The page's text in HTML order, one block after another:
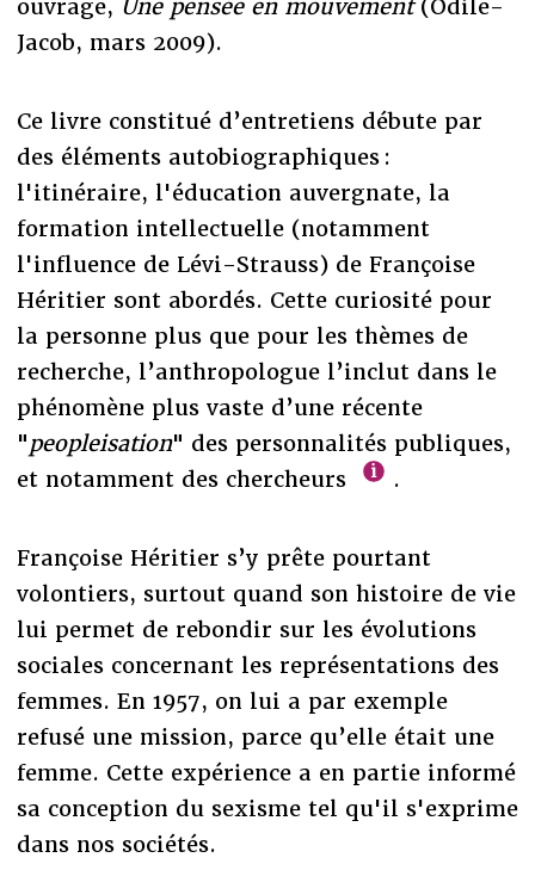
ouvrage, Une pensée en mouvement(Odile-
Jacob, mars 2009).
Ce livre constitué d’entretiens débute par
des éléments autobiographiques :
l'itinéraire, l'éducation auvergnate, la
formation intellectuelle (notamment
l'influence de Lévi-Strauss) de Françoise
Héritier sont abordés. Cette curiosité pour
la personne plus que pour les thèmes de
recherche, l’anthropologue l’inclut dans le
phénomène plus vaste d’une récente
"peopleisation" des personnalités publiques,
et notamment des chercheurs
.
Françoise Héritier s’y prête pourtant
volontiers, surtout quand son histoire de vie
lui permet de rebondir sur les évolutions
sociales concernant les représentations des
femmes. En 1957, on lui a par exemple
refusé une mission, parce qu’elle était une
femme. Cette expérience a en partie informé
sa conception du sexisme tel qu'il s'exprime
dans nos sociétés.